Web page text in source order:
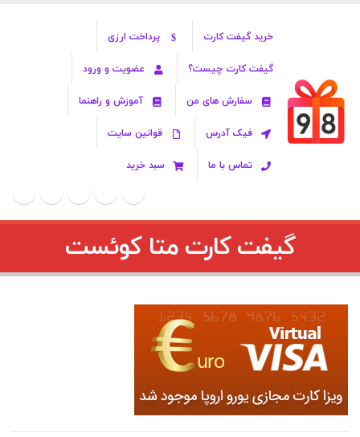
خرید گیفت کارت پرداخت ارزی
گیفت کارت چیست؟ عضویت و ورود
سفارش های من آموزش و راهنما
فیک آدرس قوانین سایت
تماس با ما سبد خرید
گیفت کارت متا کوئست